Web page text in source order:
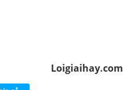
Loigiaihay.com